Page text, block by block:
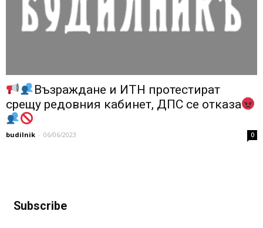
Възраждане и ИТН протестират
срещу редовния кабинет, ДПС се отказа
budilnik - 06/06/2023 0
Subscribe